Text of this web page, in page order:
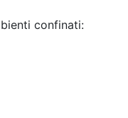
confinati: